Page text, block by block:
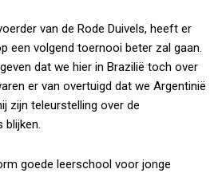
van de Rode Duivels, heeft er
een volgend toernooi beter zal gaan.
dat we hier in Brazilië toch over
er van overtuigd dat we Argentinië
zijn teleurstelling over de
blijken.
goede leerschool voor jonge